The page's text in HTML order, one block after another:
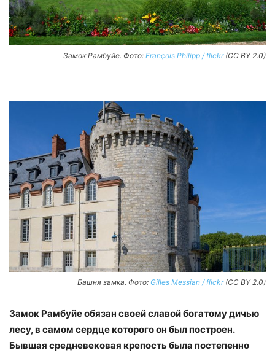
Замок Рамбуйе. Фото: François Philipp / flickr(CC BY 2.0)
Башня замка. Фото: Gilles Messian / flickr(CC BY 2.0)
Замок Рамбуйе обязан своей славой богатому дичью
лесу, в самом сердце которого он был построен.
Бывшая средневековая крепость была постепенно